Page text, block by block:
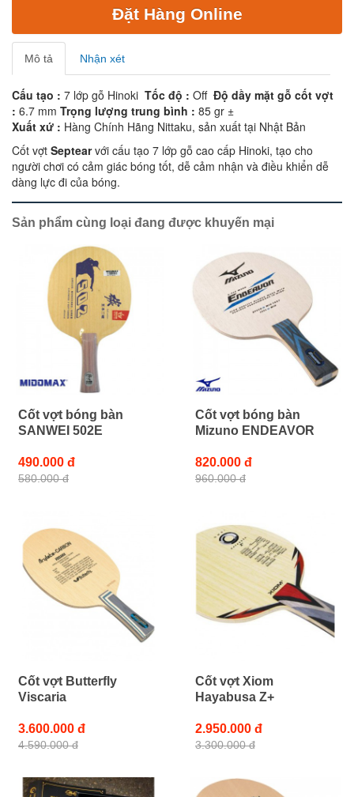
Đặt Hàng Online
Mô tả Nhận xét
Cấu tạo : 7 lớp gỗ Hinoki Tốc độ : Off Độ dầy mặt gỗ cốt vợt
: 6.7 mm Trọng lượng trung bình : 85 gr ±
Xuất xứ : Hàng Chính Hãng Nittaku, sản xuất tại Nhật Bản
Cốt vợt Septearvới cấu tạo 7 lớp gỗ cao cấp Hinoki, tạo cho
người chơi có cảm giác bóng tốt, dễ cảm nhận và điều khiển dễ
dàng lực đi của bóng.
Sản phẩm cùng loại đang được khuyến mại
Cốt vợt bóng bàn
SANWEI 502E
490.000 đ
580.000 đ
Cốt vợt bóng bàn
Mizuno ENDEAVOR
820.000 đ
960.000 đ
Cốt vợt Butterfly
Viscaria
3.600.000 đ
4.590.000 đ
Cốt vợt Xiom
Hayabusa Z+
2.950.000 đ
3.300.000 đ